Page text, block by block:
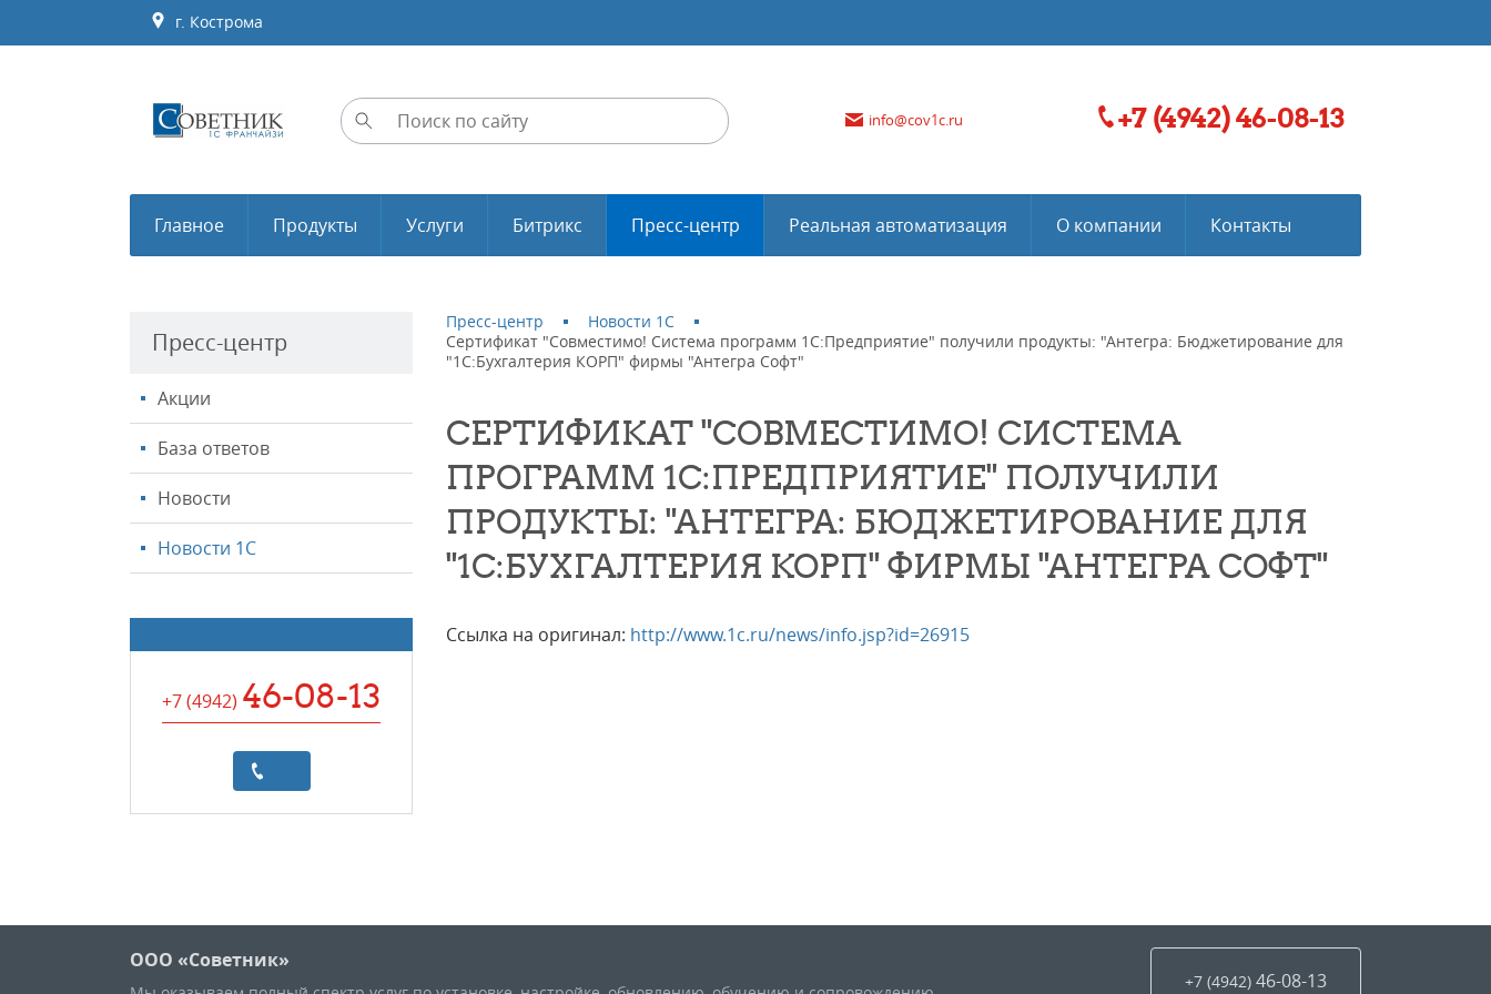
г. Кострома
info@cov1c.ru +7 (4942) 46-08-13
Главное Продукты Услуги Битрикс Пресс-центр Реальная автоматизация О компании Контакты
Пресс-центр
Акции
База ответов
Новости
Новости 1С
+7 (4942) 46-08-13
Пресс-центр
Новости 1С
Сертификат "Совместимо! Система программ 1С:Предприятие" получили продукты: "Антегра: Бюджетирование для
"1С:Бухгалтерия КОРП" фирмы "Антегра Софт"
СЕРТИФИКАТ "СОВМЕСТИМО! СИСТЕМА
ПРОГРАММ 1С:ПРЕДПРИЯТИЕ" ПОЛУЧИЛИ
ПРОДУКТЫ: "АНТЕГРА: БЮДЖЕТИРОВАНИЕ ДЛЯ
"1С:БУХГАЛТЕРИЯ КОРП" ФИРМЫ "АНТЕГРА СОФТ"
Ссылка на оригинал: http://www.1c.ru/news/info.jsp?id=26915
ООО «Советник»
+7 (4942) 46-08-13